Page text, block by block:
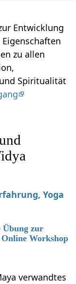
Entwicklung
zu allen
Spiritualität
Yoga
Übung zur
Online Workshop
verwandtes